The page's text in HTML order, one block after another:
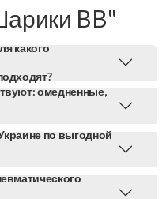
BB"
какого
омедненные,
по выгодной